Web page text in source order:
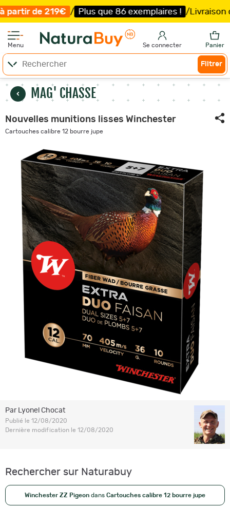
que 86 exemplaires ! /Livraison offerte et expédition
Menu Se connecter Panier
Filtrer
MAG' CHASSE
Nouvelles munitions lisses Winchester
Cartouches calibre 12 bourre jupe
Par Lyonel Chocat
Publié le 12/08/2020
Dernière modification le 12/08/2020
Rechercher sur Naturabuy
Winchester ZZ Pigeon dans Cartouches calibre 12 bourre jupe